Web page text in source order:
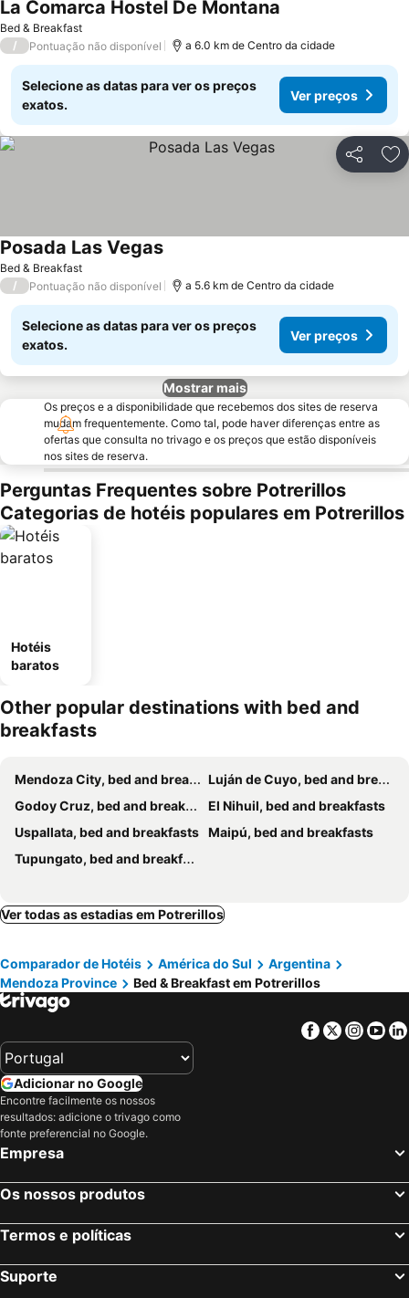
Bed & Breakfast
La Comarca Hostel De Montana
/ Pontuação não disponível a 6.0 km de Centro da cidade
Selecione as datas para ver os preços
exatos.
Ver preços
Partilhar
Bed & Breakfast
Posada Las Vegas
/ Pontuação não disponível a 5.6 km de Centro da cidade
Selecione as datas para ver os preços
exatos.
Ver preços
Mostrar mais
Os preços e a disponibilidade que recebemos dos sites de reserva
mudam frequentemente. Como tal, pode haver diferenças entre as
ofertas que consulta no trivago e os preços que estão disponíveis
nos sites de reserva.
Perguntas Frequentes sobre Potrerillos
Categorias de hotéis populares em Potrerillos
Hotéis
baratos
Other popular destinations with bed and
breakfasts
Mendoza City, bed and breakfasts
Luján de Cuyo, bed and breakfasts
Godoy Cruz, bed and breakfasts
El Nihuil, bed and breakfasts
Uspallata, bed and breakfasts Maipú, bed and breakfasts
Tupungato, bed and breakfasts
Ver todas as estadias em Potrerillos
Comparador de Hotéis América do Sul
Argentina
Mendoza Province
Bed & Breakfast em Potrerillos
Facebook
Twitter
Adicionar no Google
Encontre facilmente os nossos
resultados: adicione o trivago como
fonte preferencial no Google.
Empresa
Os nossos produtos
Termos e políticas
Suporte